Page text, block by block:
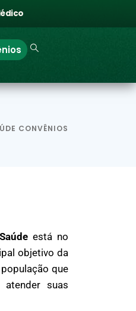
CONVÊNIOS
está no
objetivo da
que
suas